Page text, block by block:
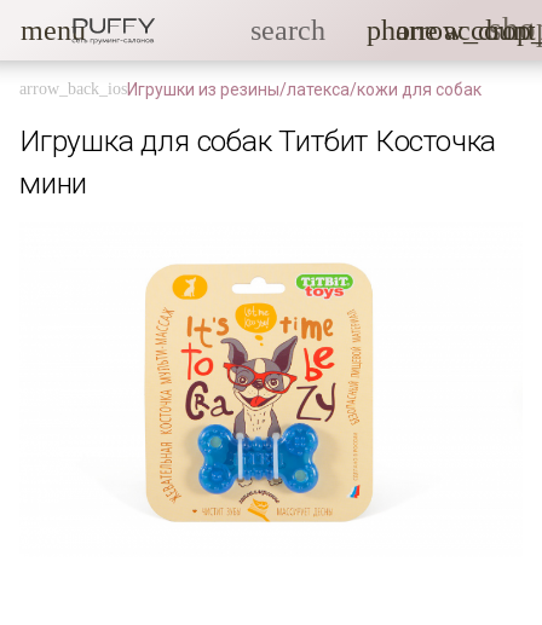
menu search phone
Игрушки из резины/латекса/кожи для собак
Игрушка для собак Титбит Косточка
мини